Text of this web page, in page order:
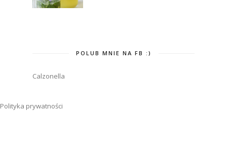
POLUB MNIE NA FB :)
Calzonella
Polityka prywatności